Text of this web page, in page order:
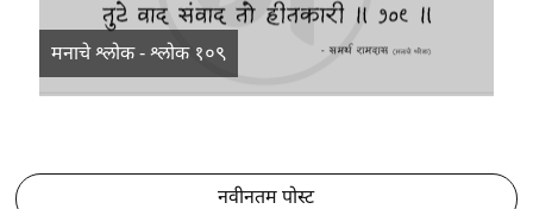
मनाचे श्लोक - श्लोक १०९
नवीनतम पोस्ट